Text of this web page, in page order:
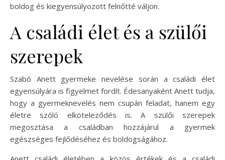
boldog és kiegyensúlyozott felnőtté váljon.
A családi élet és a szülői
szerepek
Szabó Anett gyermeke nevelése során a családi élet
egyensúlyára is figyelmet fordít. Édesanyaként Anett tudja,
hogy a gyermeknevelés nem csupán feladat, hanem egy
életre szóló elköteleződés is. A szülői szerepek
megosztása a családban hozzájárul a gyermek
egészséges fejlődéséhez és boldogságához.